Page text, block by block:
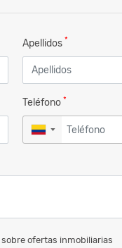
Apellidos *
Teléfono *
▼
ofertas inmobiliarias